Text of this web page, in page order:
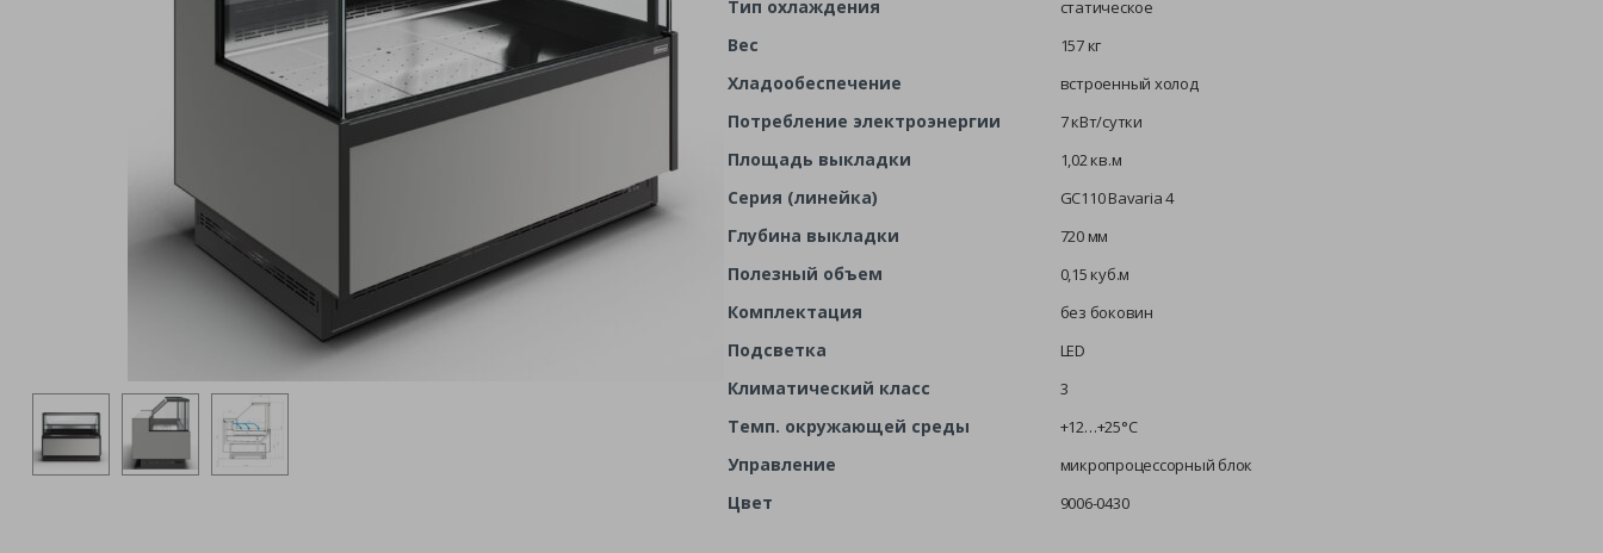
Тип охлаждения статическое
Вес 157 кг
Хладообеспечение встроенный холод
Потребление электроэнергии 7 кВт/сутки
Площадь выкладки 1,02 кв.м
Серия (линейка) GC110 Bavaria 4
Глубина выкладки 720 мм
Полезный объем 0,15 куб.м
Комплектация без боковин
Подсветка LED
Климатический класс 3
Темп. окружающей среды +12…+25°C
Управление микропроцессорный блок
Цвет 9006-0430